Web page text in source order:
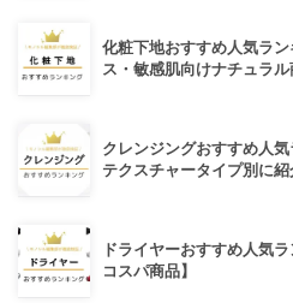
化粧下地おすすめ人気ラ
ス・敏感肌向けナチュラル
クレンジングおすすめ人
テクスチャータイプ別に紹
ドライヤーおすすめ人気
コスパ商品】